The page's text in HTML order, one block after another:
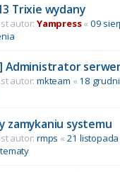
Trixie wydany
autor: Yampress« 09
Administrator
autor: mkteam « 18
zamykaniu systemu
autor: rmps « 21